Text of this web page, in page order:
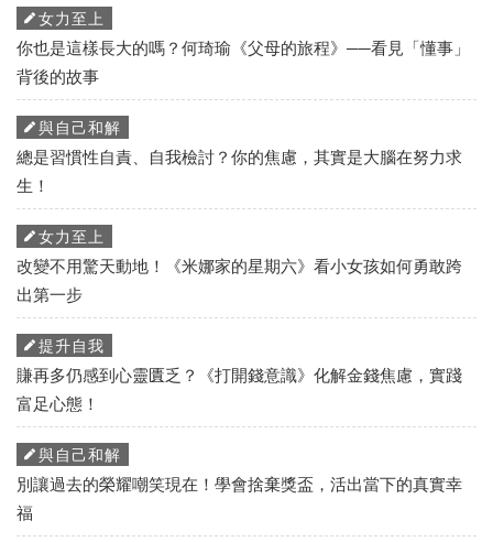
女力至上
你也是這樣長大的嗎？何琦瑜《父母的旅程》──看見「懂事」
背後的故事
與自己和解
總是習慣性自責、自我檢討？你的焦慮，其實是大腦在努力求
生！
女力至上
改變不用驚天動地！《米娜家的星期六》看小女孩如何勇敢跨
出第一步
提升自我
賺再多仍感到心靈匱乏？《打開錢意識》化解金錢焦慮，實踐
富足心態！
與自己和解
別讓過去的榮耀嘲笑現在！學會捨棄獎盃，活出當下的真實幸
福